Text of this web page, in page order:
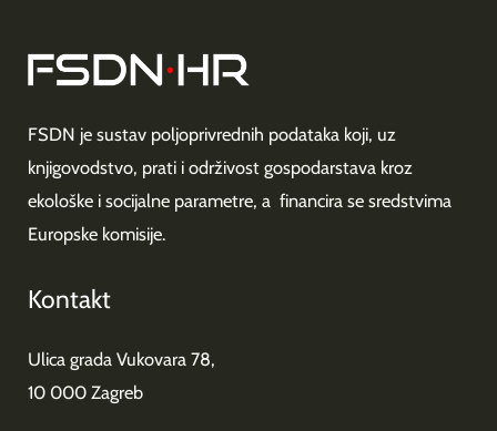
FSDN je sustav poljoprivrednih podataka koji, uz
knjigovodstvo, prati i održivost gospodarstava kroz
ekološke i socijalne parametre, a financira se sredstvima
Europske komisije.
Kontakt
Ulica grada Vukovara 78,
10 000 Zagreb